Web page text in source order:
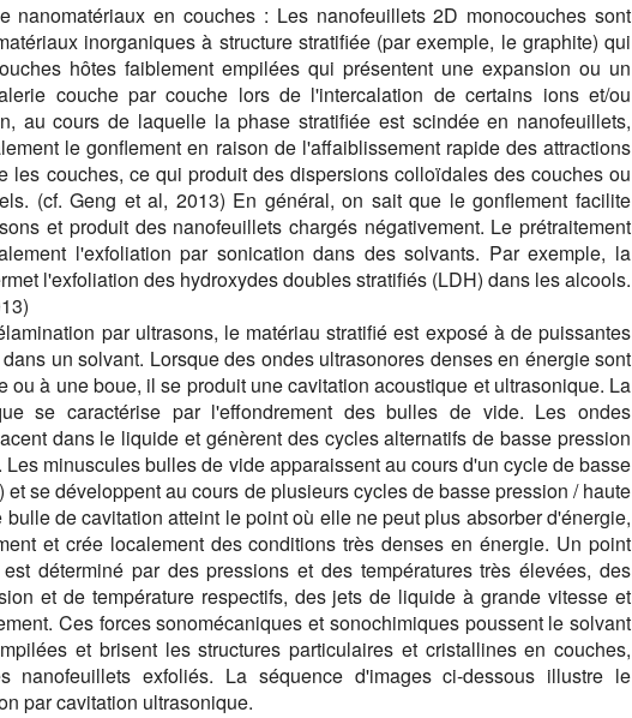
nanomatériaux en couches : Les nanofeuillets 2D monocouches sont
inorganiques à structure stratifiée (par exemple, le graphite) qui
hôtes faiblement empilées qui présentent une expansion ou un
couche par couche lors de l'intercalation de certains ions et/ou
au cours de laquelle la phase stratifiée est scindée en nanofeuillets,
le gonflement en raison de l'affaiblissement rapide des attractions
les couches, ce qui produit des dispersions colloïdales des couches ou
(cf. Geng et al, 2013) En général, on sait que le gonflement facilite
et produit des nanofeuillets chargés négativement. Le prétraitement
l'exfoliation par sonication dans des solvants. Par exemple, la
l'exfoliation des hydroxydes doubles stratifiés (LDH) dans les alcools.
par ultrasons, le matériau stratifié est exposé à de puissantes
un solvant. Lorsque des ondes ultrasonores denses en énergie sont
ou à une boue, il se produit une cavitation acoustique et ultrasonique. La
se caractérise par l'effondrement des bulles de vide. Les ondes
dans le liquide et génèrent des cycles alternatifs de basse pression
Les minuscules bulles de vide apparaissent au cours d'un cycle de basse
et se développent au cours de plusieurs cycles de basse pression / haute
de cavitation atteint le point où elle ne peut plus absorber d'énergie,
et crée localement des conditions très denses en énergie. Un point
déterminé par des pressions et des températures très élevées, des
et de température respectifs, des jets de liquide à grande vitesse et
Ces forces sonomécaniques et sonochimiques poussent le solvant
et brisent les structures particulaires et cristallines en couches,
nanofeuillets exfoliés. La séquence d'images ci-dessous illustre le
par cavitation ultrasonique.